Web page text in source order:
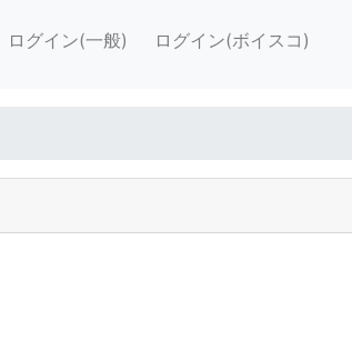
ログイン(一般) ログイン(ボイスコ)